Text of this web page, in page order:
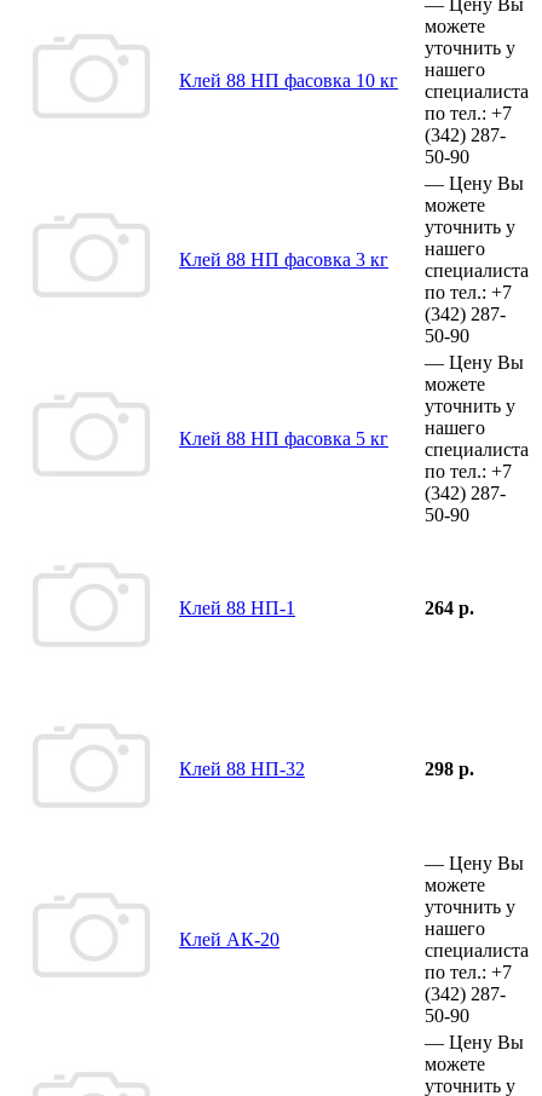
Клей 88 НП фасовка 10 кг
можете
уточнить у
нашего
специалиста
по тел.: +7
(342) 287-
50-90
Клей 88 НП фасовка 3 кг
— Цену Вы
можете
уточнить у
нашего
специалиста
по тел.: +7
(342) 287-
50-90
Клей 88 НП фасовка 5 кг
— Цену Вы
можете
уточнить у
нашего
специалиста
по тел.: +7
(342) 287-
50-90
Клей 88 НП-1 264 р.
Клей 88 НП-32 298 р.
Клей АК-20
— Цену Вы
можете
уточнить у
нашего
специалиста
по тел.: +7
(342) 287-
50-90
— Цену Вы
можете
уточнить у